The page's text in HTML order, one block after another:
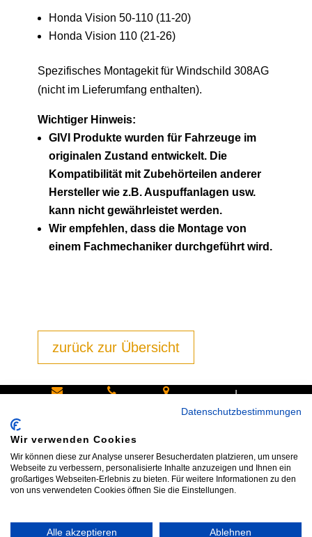
Honda Vision 50-110 (11-20)
Honda Vision 110 (21-26)
Spezifisches Montagekit für Windschild 308AG
(nicht im Lieferumfang enthalten).
Wichtiger Hinweis:
GIVI Produkte wurden für Fahrzeuge im
originalen Zustand entwickelt. Die
Kompatibilität mit Zubehörteilen anderer
Hersteller wie z.B. Auspuffanlagen usw.
kann nicht gewährleistet werden.
Wir empfehlen, dass die Montage von
einem Fachmechaniker durchgeführt wird.
zurück zur Übersicht
info@bike
shop24.n
et
an:
Tel.+49
172 40 59
85540
Haar bei
|
Datenschutzbestimmungen
Wir verwenden Cookies
Wir können diese zur Analyse unserer Besucherdaten platzieren, um unsere
Webseite zu verbessern, personalisierte Inhalte anzuzeigen und Ihnen ein
großartiges Webseiten-Erlebnis zu bieten. Für weitere Informationen zu den
von uns verwendeten Cookies öffnen Sie die Einstellungen.
Alle akzeptieren Ablehnen